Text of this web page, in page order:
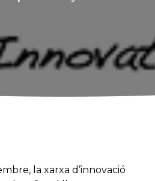
la xarxa d’innovació